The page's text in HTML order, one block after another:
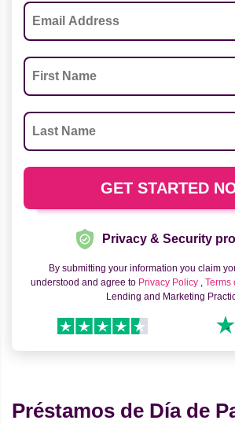
Privacy & Security
By submitting your information you claim
understood and agree to Privacy Policy , Terms
Lending and Marketing
Préstamos de Día de